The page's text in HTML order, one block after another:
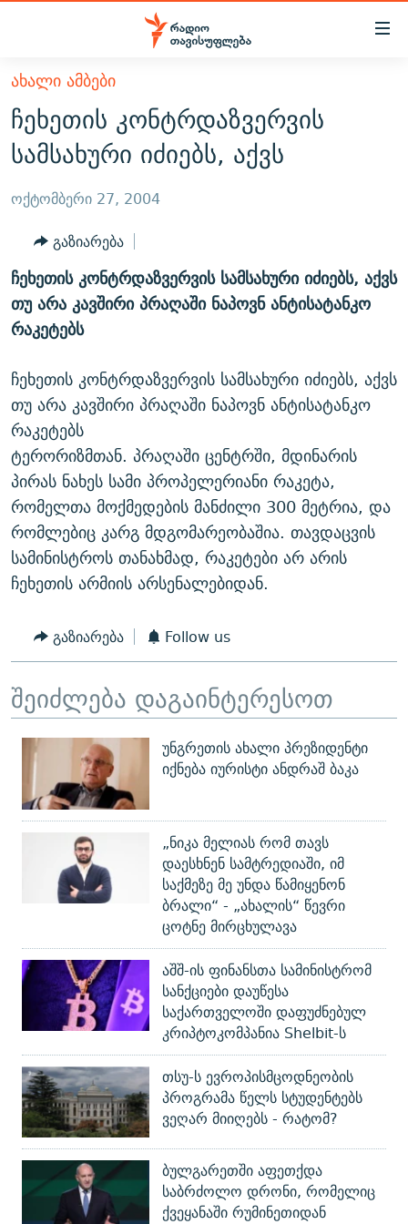
Accessibility
მთავარ
შინაარსზე
დაბრუნება
მთავარ
დაბრუნება
ძიებაზე
დაბრუნება
ᲐᲮᲐᲚᲘ ᲐᲛᲑᲔᲑᲘ
ᲗᲔᲛᲔᲑᲘ
ᲞᲝᲚᲘᲢᲘᲙᲐ
ᲔᲙᲝᲜᲝᲛᲘᲙᲐ
ᲡᲐᲖᲝᲒᲐᲓᲝᲔᲑᲐ
ᲡᲞᲝᲠᲢᲘ
ᲕᲘᲓᲔᲝ
ᲑᲚᲝᲒᲔᲑᲘ
ᲞᲝᲓᲙᲐᲡᲢᲔᲑᲘ
ᲜᲘᲙᲝᲡ ᲞᲝᲓᲙᲐᲡᲢᲘ
60 ᲓᲔᲪᲘᲑᲔᲚᲘ
ᲓᲘᲚᲘᲡ ᲡᲐᲣᲑᲠᲔᲑᲘ
ᲛᲝᲚᲐᲞᲐᲠᲐᲙᲔ ᲢᲔᲥᲡᲢᲔᲑᲘ
ᲨᲘᲜ - ᲣᲪᲮᲝᲔᲗᲨᲘ
ᲚᲘᲢᲔᲠᲐᲢᲣᲠᲣᲚᲘ ᲬᲐᲮᲜᲐᲒᲔᲑᲘ
ᲐᲛᲔᲠᲘᲙᲣᲚᲘ ᲛᲝᲗᲮᲠᲝᲑᲐ
ᲘᲛᲞᲔᲠᲘᲐ ᲓᲐ ᲠᲐᲓᲘᲝ
ᲗᲐᲕᲘᲡᲣᲤᲚᲔᲑᲘᲡ ᲛᲝᲜᲘᲢᲝᲠᲘ
ᲤᲔᲜᲝᲕᲐᲜᲘ - 2.10
ᲗᲥᲕᲔᲜᲘ ᲞᲣᲑᲚᲘᲙᲐᲪᲘᲔᲑᲘ
ᲞᲠᲝᲔᲥᲢᲔᲑᲘ
ᲓᲐᲛᲝᲣᲙᲘᲓᲔᲑᲚᲝᲑᲘᲡ 100 ᲬᲔᲚᲘ
ᲩᲔᲛᲘ ᲡᲘᲙᲕᲓᲘᲚᲘᲡ ᲛᲘᲖᲔᲖᲘᲐ COVID-19
11 ᲬᲔᲚᲘ - 11 ᲐᲛᲑᲐᲕᲘ
ᲡᲐᲞᲐᲠᲚᲐᲛᲔᲜᲢᲝ ᲐᲠᲩᲔᲕᲜᲔᲑᲘᲡ ᲘᲡᲢᲝᲠᲘᲐ
ᲑᲐᲕᲨᲕᲔᲑᲘ ᲞᲠᲝᲡᲢᲘᲢᲣᲪᲘᲐᲨᲘ - ᲐᲛᲝᲣᲗᲥᲛᲔᲚᲘ ᲐᲛᲑᲐᲕᲘ
5 ᲐᲛᲑᲐᲕᲘ - 20 ᲘᲕᲜᲘᲡᲡ ᲓᲐᲨᲐᲕᲔᲑᲣᲚᲔᲑᲘ
ᲐᲒᲕᲘᲡᲢᲝᲡ ᲝᲛᲘ
ЭХО КАВКАЗА
ᲒᲐᲛᲝᲘᲬᲔᲠᲔ
რთე/რთ-ის ყველა საიტი
ᲐᲮᲐᲚᲘ ᲐᲛᲑᲔᲑᲘ
ჩეხეთის კონტრდაზვერვის
სამსახური იძიებს, აქვს
ოქტომბერი 27, 2004
გაზიარება
ჩეხეთის კონტრდაზვერვის სამსახური იძიებს, აქვს
თუ არა კავშირი პრაღაში ნაპოვნ ანტისატანკო
რაკეტებს
ჩეხეთის კონტრდაზვერვის სამსახური იძიებს, აქვს
თუ არა კავშირი პრაღაში ნაპოვნ ანტისატანკო
რაკეტებს
ტერორიზმთან. პრაღაში ცენტრში, მდინარის
პირას ნახეს სამი პროპელერიანი რაკეტა,
რომელთა მოქმედების მანძილი 300 მეტრია, და
რომლებიც კარგ მდგომარეობაშია. თავდაცვის
სამინისტროს თანახმად, რაკეტები არ არის
ჩეხეთის არმიის არსენალებიდან.
გაზიარება Follow us
შეიძლება დაგაინტერესოთ
უნგრეთის ახალი პრეზიდენტი
იქნება იურისტი ანდრაშ ბაკა
„ნიკა მელიას რომ თავს
დაესხნენ სამტრედიაში, იმ
საქმეზე მე უნდა წამიყენონ
ბრალი“ - „ახალის“ წევრი
ცოტნე მირცხულავა
აშშ-ის ფინანსთა სამინისტრომ
სანქციები დაუწესა
საქართველოში დაფუძნებულ
კრიპტოკომპანია Shelbit-ს
თსუ-ს ევროპისმცოდნეობის
პროგრამა წელს სტუდენტებს
ვეღარ მიიღებს - რატომ?
ბულგარეთში აფეთქდა
საბრძოლო დრონი, რომელიც
ქვეყანაში რუმინეთიდან